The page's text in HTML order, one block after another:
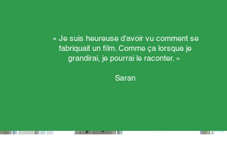
« Je suis heureuse d’avoir vu comment se
fabriquait un film. Comme ça lorsque je
grandirai, je pourrai le raconter. »
Saran